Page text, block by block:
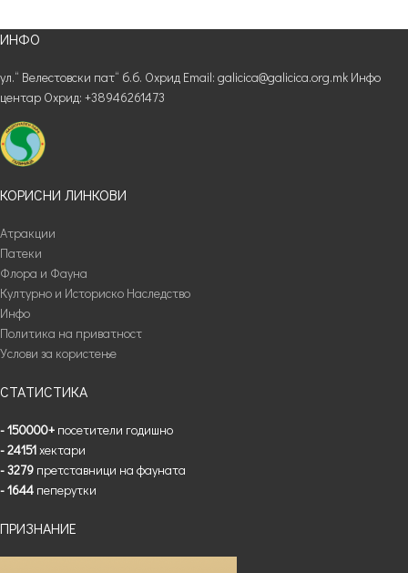
ИНФО
ул.“ Велестовски пат“ б.б. Охрид Email: galicica@galicica.org.mk Инфо
центар Охрид: +38946261473
КОРИСНИ ЛИНКОВИ
Атракции
Патеки
Флора и Фауна
Културно и Историско Наследство
Инфо
Политика на приватност
Услови за користење
СТАТИСТИКА
- 150000+ посетители годишно
- 24151хектари
- 3279 претставници на фауната
- 1644 пеперутки
ПРИЗНАНИЕ